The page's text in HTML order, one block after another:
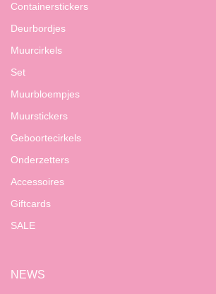
Containerstickers
Deurbordjes
Muurcirkels
Set
Muurbloempjes
Muurstickers
Geboortecirkels
Onderzetters
Accessoires
Giftcards
SALE
NEWS